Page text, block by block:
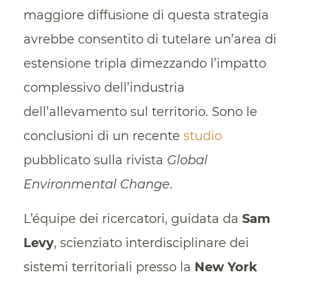
maggiore diffusione di questa strategia
avrebbe consentito di tutelare un’area di
estensione tripla dimezzando l’impatto
complessivo dell’industria
dell’allevamento sul territorio. Sono le
conclusioni di un recente studio
pubblicato sulla rivista Global
Environmental Change.
L’équipe dei ricercatori, guidata da Sam
Levy, scienziato interdisciplinare dei
sistemi territoriali presso la New York